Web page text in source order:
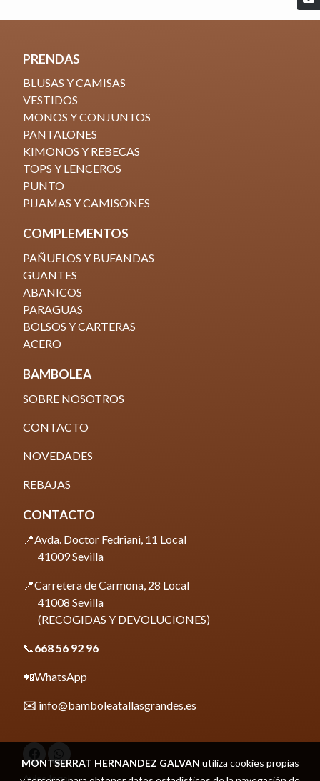
PRENDAS
BLUSAS Y CAMISAS
VESTIDOS
MONOS Y CONJUNTOS
PANTALONES
KIMONOS Y REBECAS
TOPS Y LENCEROS
PUNTO
PIJAMAS Y CAMISONES
COMPLEMENTOS
PAÑUELOS Y BUFANDAS
GUANTES
ABANICOS
PARAGUAS
BOLSOS Y CARTERAS
ACERO
BAMBOLEA
SOBRE NOSOTROS
CONTACTO
NOVEDADES
REBAJAS
CONTACTO
📍Avda. Doctor Fedriani, 11 Local
41009 Sevilla
📍Carretera de Carmona, 28 Local
41008 Sevilla
(RECOGIDAS Y DEVOLUCIONES)
📞668 56 92 96
📲WhatsApp
✉️ info@bamboleatallasgrandes.es
Aviso legal
MONTSERRAT HERNANDEZ GALVAN utiliza cookies propias